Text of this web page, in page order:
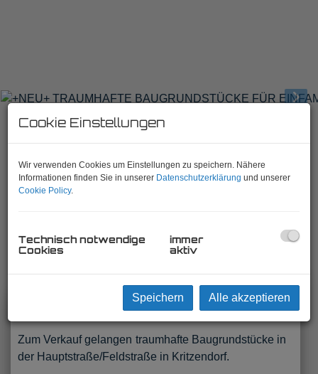
+NEU+ TRAUMHAFTE
BAUGRUNDSTÜCKE FÜR
3400 Klosterneuburg , Feldstraße
Zum Verkauf gelangen traumhafte Baugrundstücke in
der Hauptstraße/Feldstraße in Kritzendorf.
Cookie Einstellungen
Wir verwenden Cookies um Einstellungen zu speichern. Nähere
Informationen finden Sie in unserer Datenschutzerklärung und unserer
Cookie Policy.
Technisch notwendige
Cookies
immer
aktiv
Speichern Alle akzeptieren